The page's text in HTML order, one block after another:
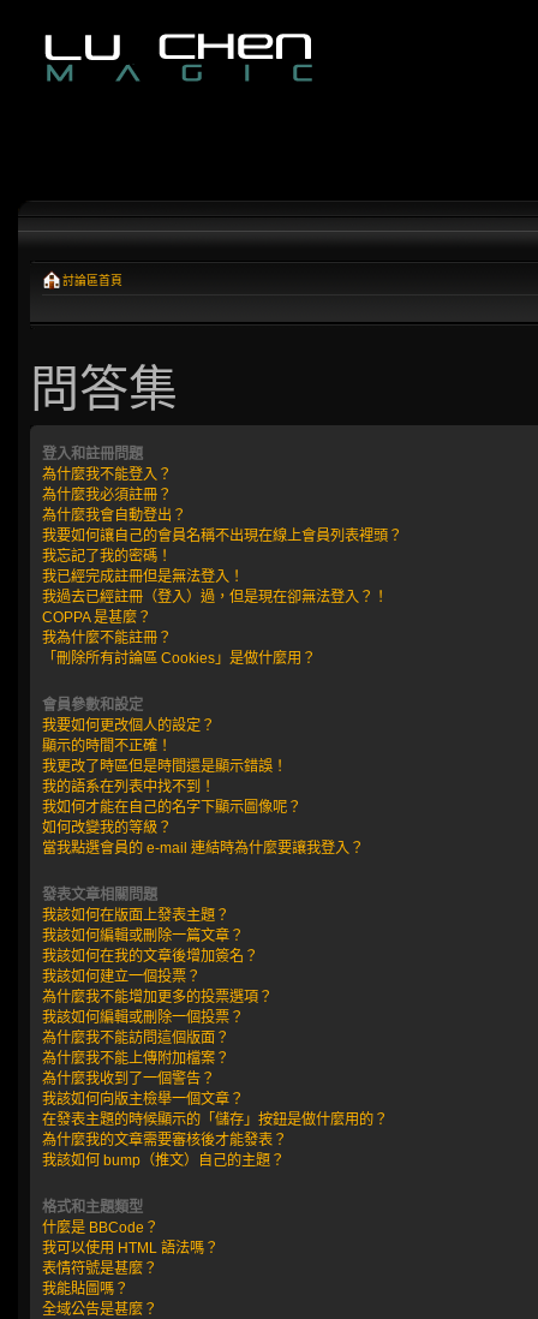
討論區首頁
問答集
登入和註冊問題
為什麼我不能登入？
為什麼我必須註冊？
為什麼我會自動登出？
我要如何讓自己的會員名稱不出現在線上會員列表裡頭？
我忘記了我的密碼！
我已經完成註冊但是無法登入！
我過去已經註冊（登入）過，但是現在卻無法登入？！
COPPA 是甚麼？
我為什麼不能註冊？
「刪除所有討論區 Cookies」是做什麼用？
會員參數和設定
我要如何更改個人的設定？
顯示的時間不正確！
我更改了時區但是時間還是顯示錯誤！
我的語系在列表中找不到！
我如何才能在自己的名字下顯示圖像呢？
如何改變我的等級？
當我點選會員的 e-mail 連結時為什麼要讓我登入？
發表文章相關問題
我該如何在版面上發表主題？
我該如何編輯或刪除一篇文章？
我該如何在我的文章後增加簽名？
我該如何建立一個投票？
為什麼我不能增加更多的投票選項？
我該如何編輯或刪除一個投票？
為什麼我不能訪問這個版面？
為什麼我不能上傳附加檔案？
為什麼我收到了一個警告？
我該如何向版主檢舉一個文章？
在發表主題的時候顯示的「儲存」按鈕是做什麼用的？
為什麼我的文章需要審核後才能發表？
我該如何 bump（推文）自己的主題？
格式和主題類型
什麼是 BBCode？
我可以使用 HTML 語法嗎？
表情符號是甚麼？
我能貼圖嗎？
全域公告是甚麼？